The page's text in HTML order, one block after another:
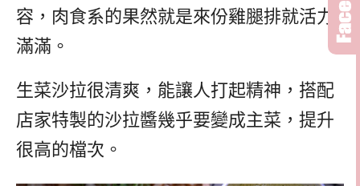
容，肉食系的果然就是來份雞腿排就活力
滿滿。
生菜沙拉很清爽，能讓人打起精神，搭配
店家特製的沙拉醬幾乎要變成主菜，提升
很高的檔次。